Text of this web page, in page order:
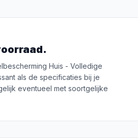
Huis - Volledige
als de specificaties bij je
eventueel met soortgelijke